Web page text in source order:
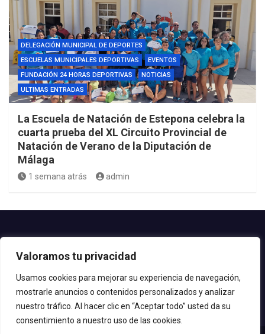
Valoramos tu privacidad
Usamos cookies para mejorar su experiencia de navegación,
mostrarle anuncios o contenidos personalizados y analizar
nuestro tráfico. Al hacer clic en “Aceptar todo” usted da su
consentimiento a nuestro uso de las cookies.
DELEGACIÓN MUNICIPAL DE DEPORTES
ESCUELAS MUNICIPALES DEPORTIVAS
EVENTOS
FUNDACIÓN 24 HORAS DEPORTIVAS
NOTICIAS
ULTIMAS ENTRADAS
La Escuela de Natación de Estepona celebra la
cuarta prueba del XL Circuito Provincial de
Natación de Verano de la Diputación de
Málaga
1 semana atrás admin
Teléfono: 952.80.24.44
© 2020 Delegación de Deportes